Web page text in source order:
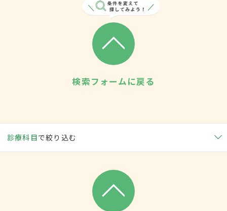
検索フォームに戻る
診療科目で絞り込む